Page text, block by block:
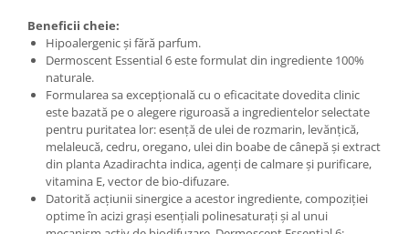
Beneficii cheie:
Hipoalergenic și fără parfum.
Dermoscent Essential 6 este formulat din ingrediente 100%
naturale.
Formularea sa excepțională cu o eficacitate dovedita clinic
este bazată pe o alegere riguroasă a ingredientelor selectate
pentru puritatea lor: esență de ulei de rozmarin, levănțică,
melaleucă, cedru, oregano, ulei din boabe de cânepă și extract
din planta Azadirachta indica, agenți de calmare și purificare,
vitamina E, vector de bio-difuzare.
Datorită acțiunii sinergice a acestor ingrediente, compoziției
optime în acizi grași esențiali polinesaturați și al unui